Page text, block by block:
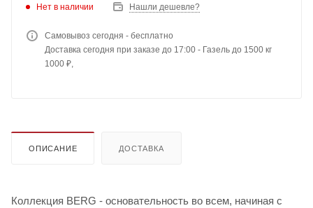
Нет в наличии Нашли дешевле?
Самовывоз сегодня - бесплатно
Доставка сегодня при заказе до 17:00 - Газель до 1500 кг
1000 ₽,
ОПИСАНИЕ ДОСТАВКА
Коллекция BERG - основательность во всем, начиная с